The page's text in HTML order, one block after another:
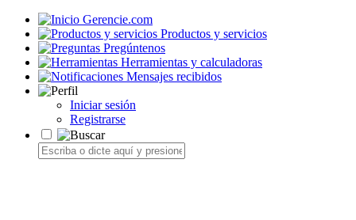
Gerencie.com
Productos y servicios
Pregúntenos
Herramientas y calculadoras
Mensajes recibidos
Iniciar sesión
Registrarse